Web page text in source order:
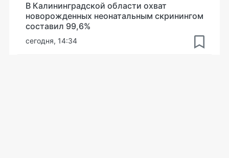
В Калининградской области охват
новорожденных неонатальным скринингом
составил 99,6%
сегодня, 14:34